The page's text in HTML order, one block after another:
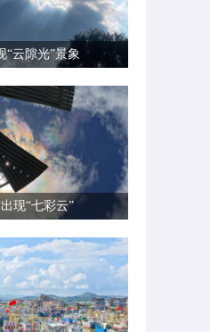
“云隙光”景象
现“七彩云”